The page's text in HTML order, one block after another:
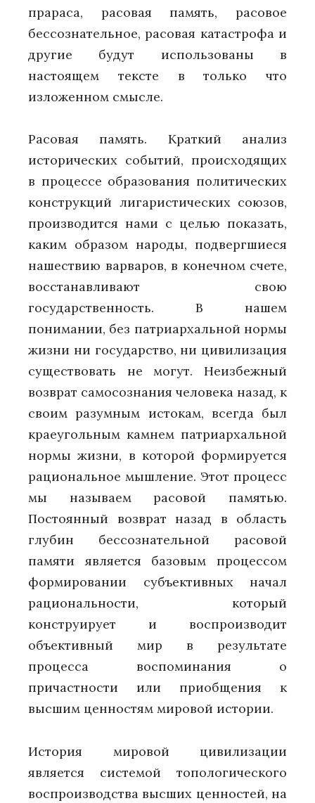
прараса, расовая память, расовое
бессознательное, расовая катастрофа и
другие будут использованы в
настоящем тексте в только что
изложенном смысле.
Расовая память. Краткий анализ
исторических событий, происходящих
в процессе образования политических
конструкций лигаристических союзов,
производится нами с целью показать,
каким образом народы, подвергшиеся
нашествию варваров, в конечном счете,
восстанавливают свою
государственность. В нашем
понимании, без патриархальной нормы
жизни ни государство, ни цивилизация
существовать не могут. Неизбежный
возврат самосознания человека назад, к
своим разумным истокам, всегда был
краеугольным камнем патриархальной
нормы жизни, в которой формируется
рациональное мышление. Этот процесс
мы называем расовой памятью.
Постоянный возврат назад в область
глубин бессознательной расовой
памяти является базовым процессом
формировании субъективных начал
рациональности, который
конструирует и воспроизводит
объективный мир в результате
процесса воспоминания о
причастности или приобщения к
высшим ценностям мировой истории.
История мировой цивилизации
является системой топологического
воспроизводства высших ценностей, на